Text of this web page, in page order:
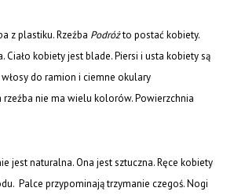
z plastiku. Rzeźba Podróżto postać kobiety.
Ciało kobiety jest blade. Piersi i usta kobiety są
do ramion i ciemne okulary
nie ma wielu kolorów. Powierzchnia
jest naturalna. Ona jest sztuczna. Ręce kobiety
Palce przypominają trzymanie czegoś. Nogi